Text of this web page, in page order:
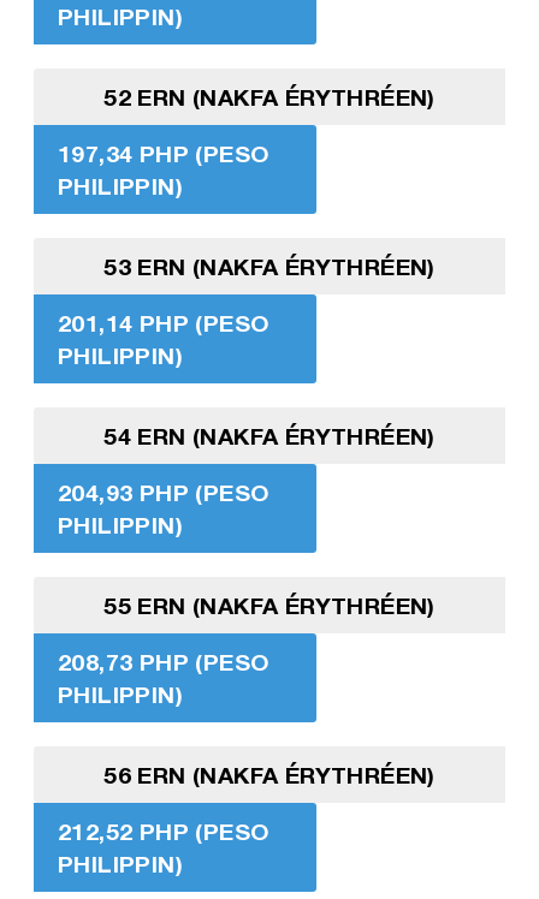
PHILIPPIN)
52 ERN (NAKFA ÉRYTHRÉEN)
197,34 PHP (PESO
PHILIPPIN)
53 ERN (NAKFA ÉRYTHRÉEN)
201,14 PHP (PESO
PHILIPPIN)
54 ERN (NAKFA ÉRYTHRÉEN)
204,93 PHP (PESO
PHILIPPIN)
55 ERN (NAKFA ÉRYTHRÉEN)
208,73 PHP (PESO
PHILIPPIN)
56 ERN (NAKFA ÉRYTHRÉEN)
212,52 PHP (PESO
PHILIPPIN)